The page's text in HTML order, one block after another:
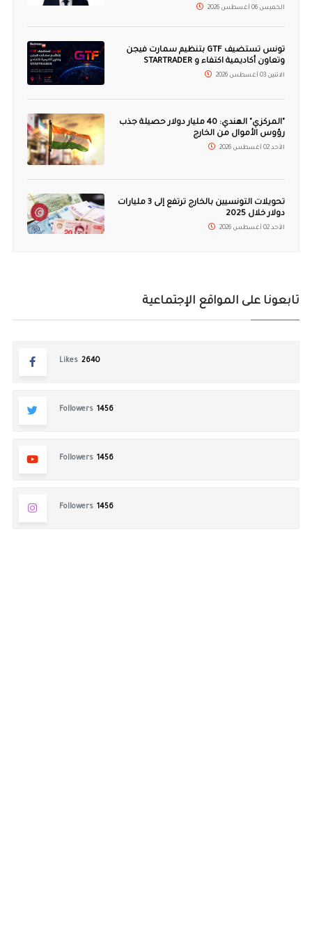
الخميس 06 أغسطس 2026
تونس تستضيف GTF بتنظيم سمارت فيجن
وتعاون أكاديمية اكتفاء و STARTRADER
الاثنين 03 أغسطس 2026
"المركزي" الهندي: 40 مليار دولار حصيلة جذب
رؤوس الأموال من الخارج
الأحد 02 أغسطس 2026
تحويلات التونسيين بالخارج ترتفع إلى 3 مليارات
دولار خلال 2025
الأحد 02 أغسطس 2026
تابعونا على المواقع الإجتماعية
Likes 2640
Followers 1456
Followers 1456
Followers 1456